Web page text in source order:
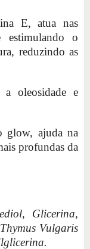
E, atua nas
estimulando o
reduzindo as
oleosidade e
glow, ajuda na
profundas da
Glicerina,
Vulgaris